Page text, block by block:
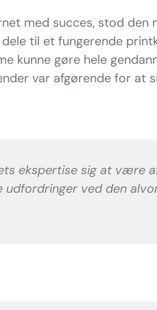
med succes, stod
til et fungerende
kunne gøre hele
var afgørende for at
ekspertise sig at være
ved den